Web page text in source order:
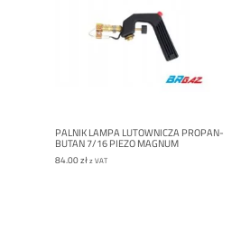
PALNIK LAMPA LUTOWNICZA PROPAN-
BUTAN 7/16 PIEZO MAGNUM
84.00złz VAT